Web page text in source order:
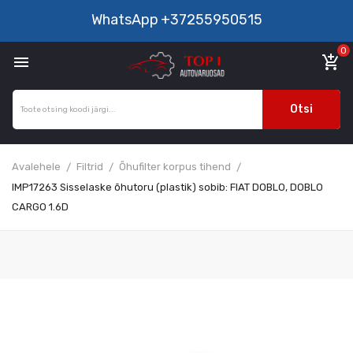
WhatsApp +37255950515
 add_shopping_cart
0
Otsi
Avalehele Filtrid
Õhufilter korpus tihend
IMP17263 Sisselaske õhutoru (plastik) sobib: FIAT DOBLO, DOBLO
CARGO 1.6D